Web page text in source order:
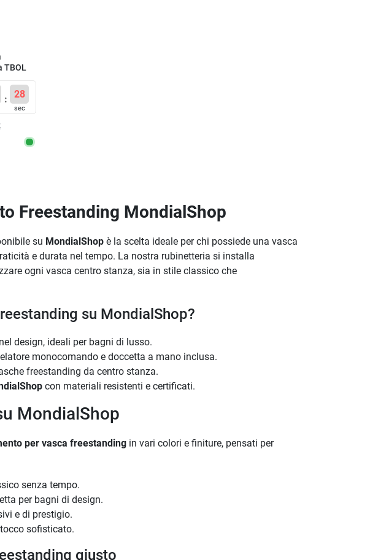
TBOL
: 27
sec
Freestanding MondialShop
su MondialShop è la scelta ideale per chi possiede una vasca
e durata nel tempo. La nostra rubinetteria si installa
ogni vasca centro stanza, sia in stile classico che
su MondialShop?
design, ideali per bagni di lusso.
monocomando e doccetta a mano inclusa.
freestanding da centro stanza.
con materiali resistenti e certificati.
MondialShop
per vasca freestanding in vari colori e finiture, pensati per
senza tempo.
per bagni di design.
e di prestigio.
sofisticato.
giusto